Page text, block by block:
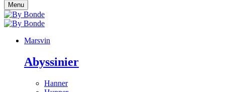
Menu
Marsvin
Abyssinier
Hanner